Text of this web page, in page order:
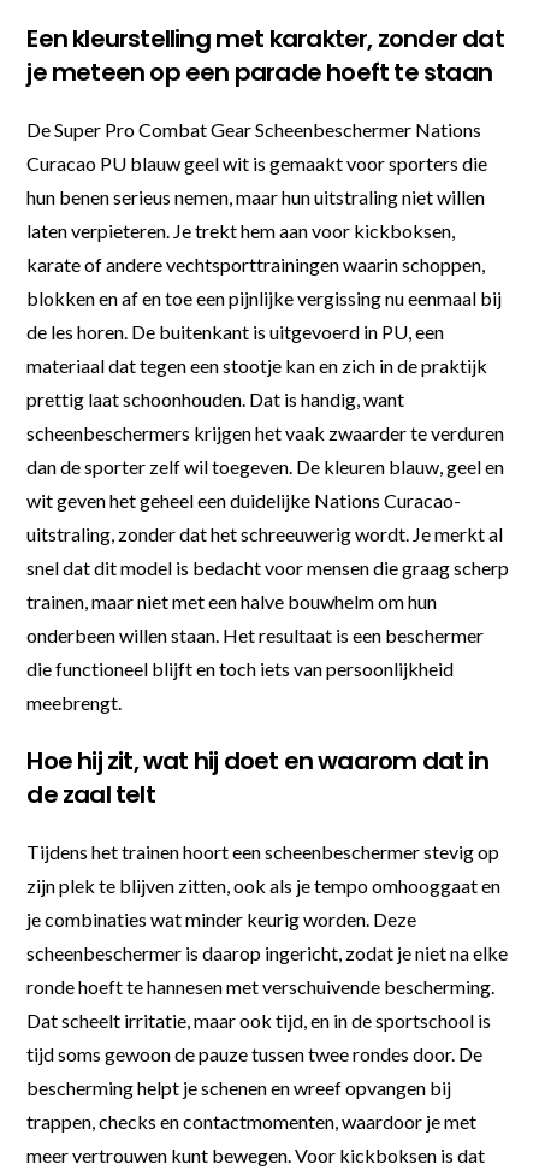
Een kleurstelling met karakter, zonder dat
je meteen op een parade hoeft te staan
De Super Pro Combat Gear Scheenbeschermer Nations
Curacao PU blauw geel wit is gemaakt voor sporters die
hun benen serieus nemen, maar hun uitstraling niet willen
laten verpieteren. Je trekt hem aan voor kickboksen,
karate of andere vechtsporttrainingen waarin schoppen,
blokken en af en toe een pijnlijke vergissing nu eenmaal bij
de les horen. De buitenkant is uitgevoerd in PU, een
materiaal dat tegen een stootje kan en zich in de praktijk
prettig laat schoonhouden. Dat is handig, want
scheenbeschermers krijgen het vaak zwaarder te verduren
dan de sporter zelf wil toegeven. De kleuren blauw, geel en
wit geven het geheel een duidelijke Nations Curacao-
uitstraling, zonder dat het schreeuwerig wordt. Je merkt al
snel dat dit model is bedacht voor mensen die graag scherp
trainen, maar niet met een halve bouwhelm om hun
onderbeen willen staan. Het resultaat is een beschermer
die functioneel blijft en toch iets van persoonlijkheid
meebrengt.
Hoe hij zit, wat hij doet en waarom dat in
de zaal telt
Tijdens het trainen hoort een scheenbeschermer stevig op
zijn plek te blijven zitten, ook als je tempo omhooggaat en
je combinaties wat minder keurig worden. Deze
scheenbeschermer is daarop ingericht, zodat je niet na elke
ronde hoeft te hannesen met verschuivende bescherming.
Dat scheelt irritatie, maar ook tijd, en in de sportschool is
tijd soms gewoon de pauze tussen twee rondes door. De
bescherming helpt je schenen en wreef opvangen bij
trappen, checks en contactmomenten, waardoor je met
meer vertrouwen kunt bewegen. Voor kickboksen is dat